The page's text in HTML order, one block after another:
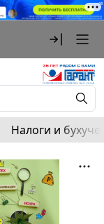
Налоги и